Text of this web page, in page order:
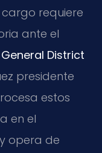
requiere
ante el
District
presidente
estos
en el
opera de